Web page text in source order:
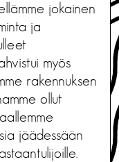
jokainen
ja
myös
rakennuksen
ollut
jäädessään